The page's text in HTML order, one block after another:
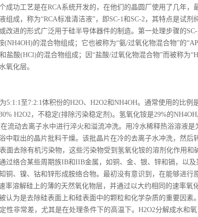
成功工艺是在RCA系统开发的，在他们的晶圆厂使用了几年，
组成，称为“RCA标准清洁液”，即SC-1和SC-2，其特点是试剂
改进的形式广泛用于硅半导体器件的制造。第一处理步骤的
(NH4OH)的混合物组成；它也被称为“氨/过氧化物混合物”的
盐酸(HCl)的混合物组成；因“盐酸/过氧化物混合物”而被称为
氧化层。
5:1:1至7:2:1体积份的H2O、H2O2和NH4OH。通常使用的比例
H2O2，不稳定(排除污染稳定剂)。氢氧化铵是29%的NH4OH
流动去离子水中进行淬火和溢流冲洗。用冷水稀释热浴溶液是
中取出的晶片批料干燥。该批晶片在冷的去离子水冲洗，然后
面去除有机污染物，这些污染物受到氢氧化铵的溶剂化作用和
过络合某些周期族IB和IIB金属，如铜、金、银、锌和镉，以及
铜、镍、钴和锌形成胺络合物。最初没有意识到，在能够进行
率溶解硅上的薄的天然氧化物层，并通过以大约相同的速率氧
认为是去除硅表面上和硅表面中的颗粒和化学杂质的重要因素。
性非常差，尤其是在处理条件下的高温下。H2O2分解成水和